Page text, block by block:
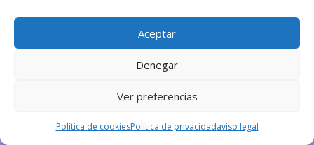
Aceptar
Denegar
Ver preferencias
Política de cookiesPolítica de privacidadavíso legal